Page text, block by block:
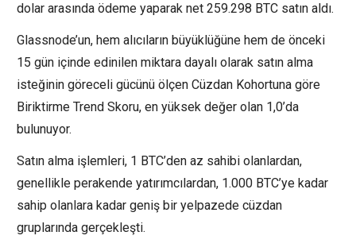
dolar arasında ödeme yaparak net 259.298 BTC satın aldı.
Glassnode’un, hem alıcıların büyüklüğüne hem de önceki
15 gün içinde edinilen miktara dayalı olarak satın alma
isteğinin göreceli gücünü ölçen Cüzdan Kohortuna göre
Biriktirme Trend Skoru, en yüksek değer olan 1,0’da
bulunuyor.
Satın alma işlemleri, 1 BTC’den az sahibi olanlardan,
genellikle perakende yatırımcılardan, 1.000 BTC’ye kadar
sahip olanlara kadar geniş bir yelpazede cüzdan
gruplarında gerçekleşti.